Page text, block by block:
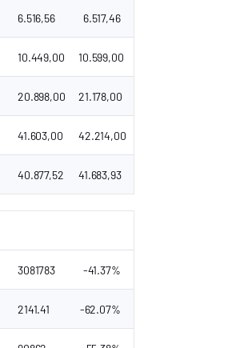
6.516,56 6.517,46
10.449,00 10.599,00
20.898,00 21.178,00
41.603,00 42.214,00
40.877,52 41.683,93
3081783 -41.37%
2141.41 -62.07%